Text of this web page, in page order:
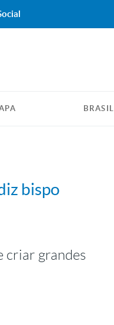
BRASIL
bispo
criar grandes